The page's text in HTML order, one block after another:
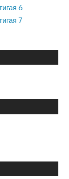
6
7